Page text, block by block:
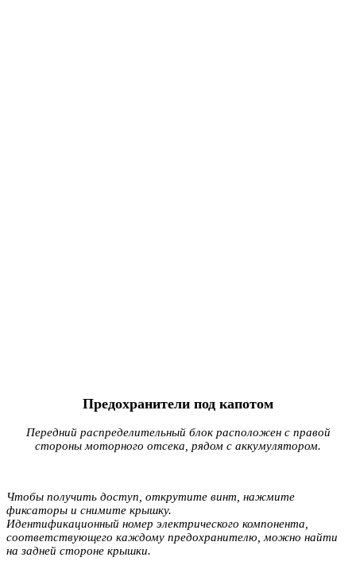
Предохранители под капотом
Передний распределительный блок расположен с правой
стороны моторного отсека, рядом с аккумулятором.
Чтобы получить доступ, открутите винт, нажмите
фиксаторы и снимите крышку.
Идентификационный номер электрического компонента,
соответствующего каждому предохранителю, можно найти
на задней стороне крышки.